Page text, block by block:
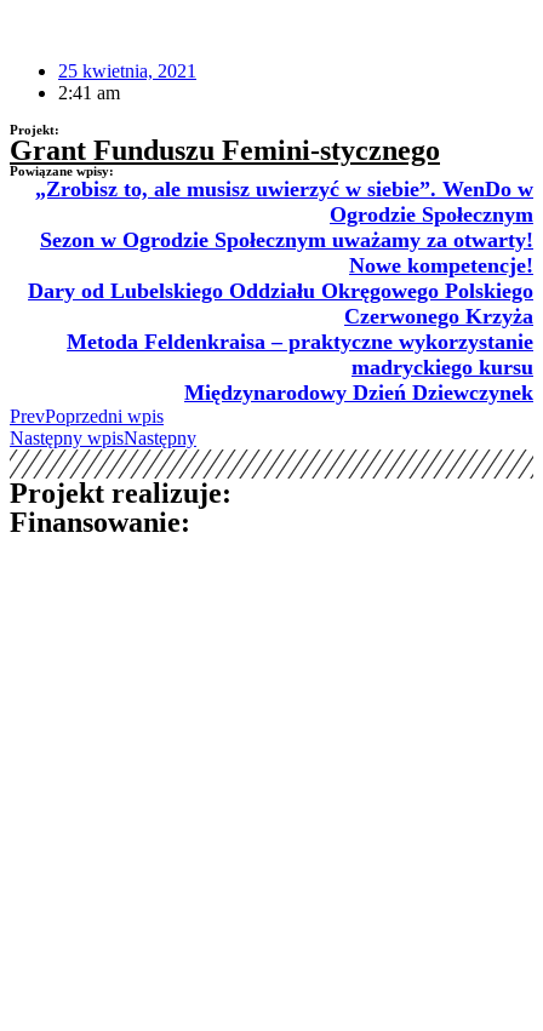
25 kwietnia, 2021
2:41 am
Projekt:
Grant Funduszu Femini-stycznego
Powiązane wpisy:
„Zrobisz to, ale musisz uwierzyć w siebie”. WenDo w
Ogrodzie Społecznym
Sezon w Ogrodzie Społecznym uważamy za otwarty!
Nowe kompetencje!
Dary od Lubelskiego Oddziału Okręgowego Polskiego
Czerwonego Krzyża
Metoda Feldenkraisa – praktyczne wykorzystanie
madryckiego kursu
Międzynarodowy Dzień Dziewczynek
PrevPoprzedni wpis
Następny wpisNastępny
Projekt realizuje:
Finansowanie: